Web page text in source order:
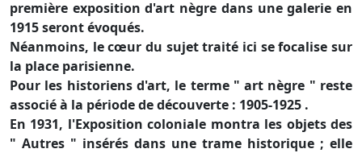
première exposition d'art nègre dans une galerie en
1915 seront évoqués.
Néanmoins, le cœur du sujet traité ici se focalise sur
la place parisienne.
Pour les historiens d'art, le terme " art nègre " reste
associé à la période de découverte : 1905-1925 .
En 1931, l'Exposition coloniale montra les objets des
" Autres " insérés dans une trame historique ; elle